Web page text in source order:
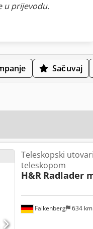
u prijevodu.
Sačuvaj
Falkenberg 634 km
Teleskopski
teleskopom
H&R Radlader